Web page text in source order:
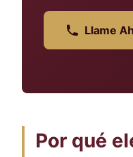
Llame
Por qué